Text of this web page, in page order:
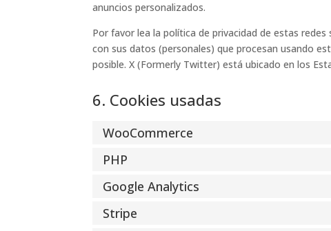
anuncios personalizados.
Por favor lea la política de privacidad de estas
con sus datos (personales) que procesan usando
posible. X (Formerly Twitter) está ubicado en los
6. Cookies usadas
WooCommerce
PHP
Google Analytics
Stripe